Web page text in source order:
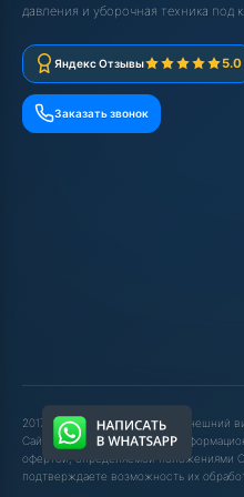
давления и уборочная техника под
Яндекс Отзывы 5.0
Заказать звонок
2017-2025 © ООО "ШОП АВД". Внешний
Сайт носит исключительно
офертой, определяемой положениями
подтверждаете возможность их